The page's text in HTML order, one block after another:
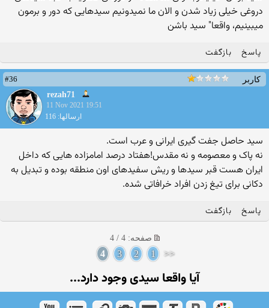
دروغی خیلی زیاد شدن و الان ما نمیدونیم سیدهایی كه دور و برمون
میبینیم، واقعا" سید باشن
پاسخ بازگفت
کاربر
#36
rezah71
11 Nov 2021 19:51
ارسالها: 116
سید حاصل جفت گیری ایرانی و عرب است.
نه پاک و معصومه و نه مقدس!هفتاد درصد امامزاده هایی که داخل
ایران هست قبر سیدها و ریش سفیدهای اون منطقه بوده و تبدیل به
دکانی برای تیغ زدن افراد خرافاتی شده.
پاسخ بازگفت
صفحه: 4 / 4
<<
1
2
3
4
آیا واقعا سیدی وجود دارد...